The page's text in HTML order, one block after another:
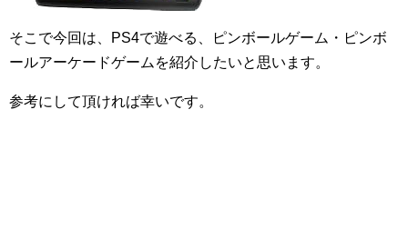
そこで今回は、PS4で遊べる、ピンボールゲーム・ピンボ
ールアーケードゲームを紹介したいと思います。
参考にして頂ければ幸いです。